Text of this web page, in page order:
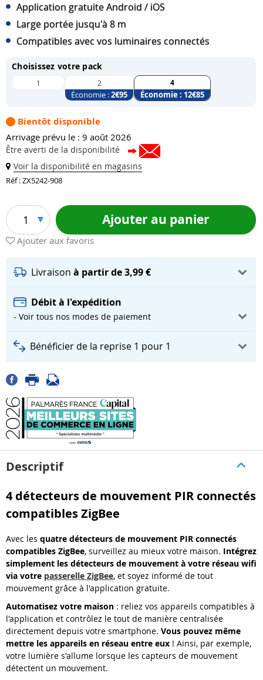
Application gratuite Android / iOS
Large portée jusqu'à 8 m
Compatibles avec vos luminaires connectés
Choisissez votre pack
1 2
Économie :2€95
4
Économie : 12€85
Bientôt disponible
Arrivage prévu le : 9 août 2026
Être averti de la disponibilité
Voir la disponibilité en magasins
Réf : ZX5242-908
1 Ajouter au panier
Ajouter aux favoris
Livraison à partir de 3,99 €
Débit à l'expédition
- Voir tous nos modes de paiement
Bénéficier de la reprise 1 pour 1
Descriptif
4 détecteurs de mouvement PIR connectés
compatibles ZigBee
Avec les quatre détecteurs de mouvement PIR connectés
compatibles ZigBee, surveillez au mieux votre maison. Intégrez
simplement les détecteurs de mouvement à votre réseau wifi
via votre passerelle ZigBee, et soyez informé de tout
mouvement grâce à l'application gratuite.
Automatisez votre maison : reliez vos appareils compatibles à
l'application et contrôlez le tout de manière centralisée
directement depuis votre smartphone. Vous pouvez même
mettre les appareils en réseau entre eux ! Ainsi, par exemple,
votre lumière s'allume lorsque les capteurs de mouvement
détectent un mouvement.